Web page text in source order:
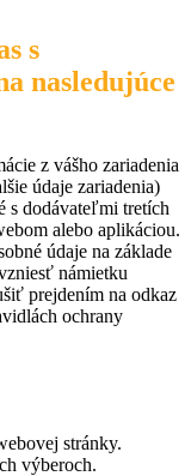
s
nasledujúce
z vášho zariadenia
údaje zariadenia)
s dodávateľmi tretích
alebo aplikáciou.
údaje na základe
námietku
prejdením na odkaz
ochrany
stránky.
výberoch.